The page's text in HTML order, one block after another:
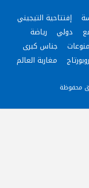
إفتتاحية التيجيني
دولي
رياضة
منوعات
جناس كبرى
روبورتاج مغاربة العالم